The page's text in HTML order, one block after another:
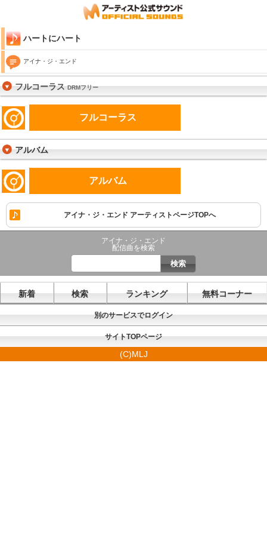
ハートにハート
アイナ・ジ・エンド
フルコーラスDRMフリー
フルコーラス
アルバム
アルバム
アイナ・ジ・エンド アーティストページTOPへ
アイナ・ジ・エンド
配信曲を検索
新着 検索 ランキング 無料コーナー
別のサービスでログイン
サイトTOPページ
(C)MLJ